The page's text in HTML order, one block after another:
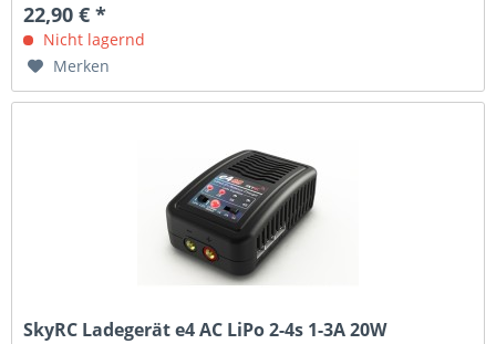
22,90 € *
Nicht lagernd
Merken
SkyRC Ladegerät e4 AC LiPo 2-4s 1-3A 20W